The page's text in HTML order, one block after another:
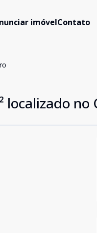
imóvelContato
localizado no